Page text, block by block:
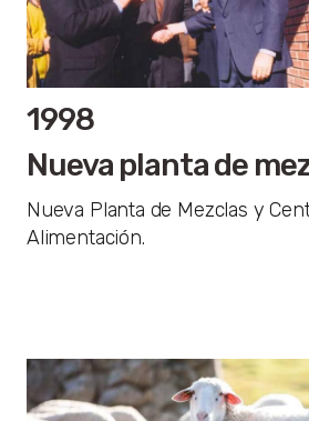
1998
Nueva planta de
Nueva Planta de Mezclas y
Alimentación.